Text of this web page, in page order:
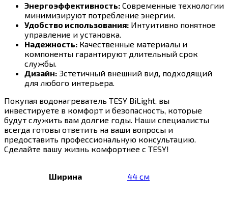
Энергоэффективность: Современные технологии
минимизируют потребление энергии.
Удобство использования: Интуитивно понятное
управление и установка.
Надежность: Качественные материалы и
компоненты гарантируют длительный срок
службы.
Дизайн: Эстетичный внешний вид, подходящий
для любого интерьера.
Покупая водонагреватель TESY BiLight, вы
инвестируете в комфорт и безопасность, которые
будут служить вам долгие годы. Наши специалисты
всегда готовы ответить на ваши вопросы и
предоставить профессиональную консультацию.
Сделайте вашу жизнь комфортнее с TESY!
Ширина 44 см